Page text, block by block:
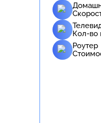
Кол-во
Роутер